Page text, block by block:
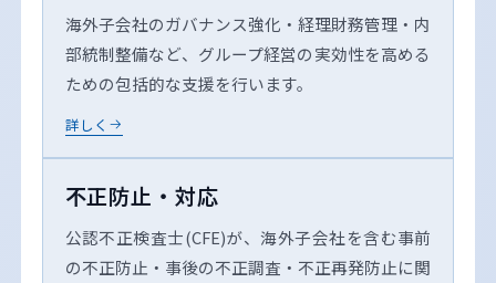
海外子会社のガバナンス強化・経理財務管理・内
部統制整備など、グループ経営の実効性を高める
ための包括的な支援を行います。
詳しく
不正防止・対応
公認不正検査士(CFE)が、海外子会社を含む事前
の不正防止・事後の不正調査・不正再発防止に関